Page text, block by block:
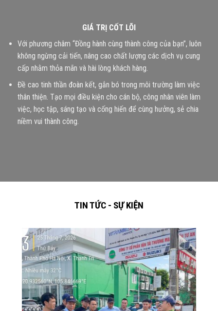
GIÁ TRỊ CỐT LÕI
Với phương châm “Đồng hành cùng thành công của bạn”, luôn
không ngừng cải tiến, nâng cao chất lượng các dịch vụ cung
cấp nhằm thỏa mãn và hài lòng khách hàng.
Đề cao tinh thần đoàn kết, gắn bó trong môi trường làm việc
thân thiện. Tạo mọi điều kiện cho cán bộ, công nhân viên làm
việc, học tập, sáng tạo và cống hiến để cùng hưởng, sẻ chia
niềm vui thành công.
TIN TỨC - SỰ KIỆN